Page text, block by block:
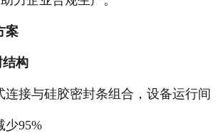
案
构
接与硅胶密封条组合，设备运行间
少95%